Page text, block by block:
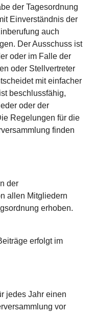
der Tagesordnung
Einverständnis der
auch
Der Ausschuss ist
oder im Falle der
oder Stellvertreter
mit einfacher
beschlussfähig,
oder der
Regelungen für die
finden
der
allen Mitgliedern
erhoben.
erfolgt im
jedes Jahr einen
vor